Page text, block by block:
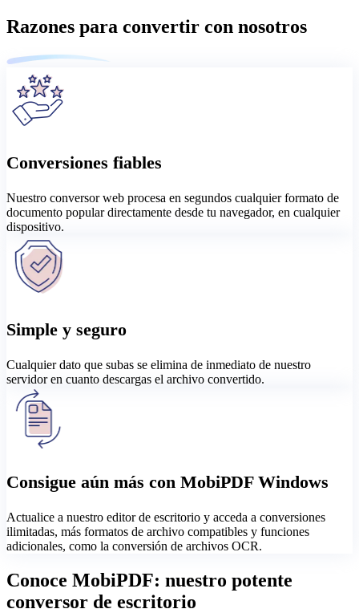
Razones para convertir con nosotros
Conversiones fiables
Nuestro conversor web procesa en segundos cualquier formato de
documento popular directamente desde tu navegador, en cualquier
dispositivo.
Simple y seguro
Cualquier dato que subas se elimina de inmediato de nuestro
servidor en cuanto descargas el archivo convertido.
Consigue aún más con MobiPDF Windows
Actualice a nuestro editor de escritorio y acceda a conversiones
ilimitadas, más formatos de archivo compatibles y funciones
adicionales, como la conversión de archivos OCR.
Conoce MobiPDF: nuestro potente
conversor de escritorio